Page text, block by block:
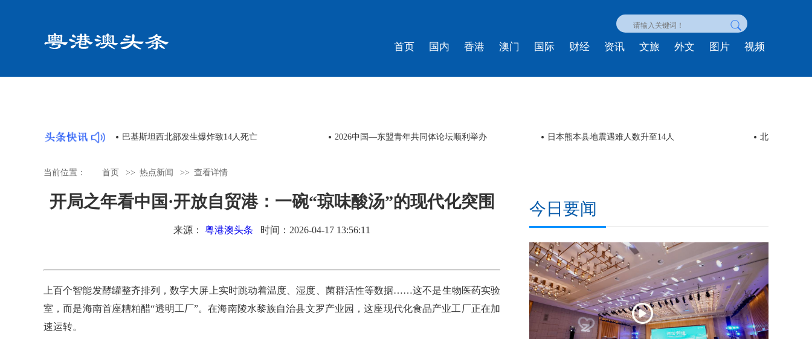
首页 国内 香港 澳门 国际 财经 资讯 文旅 外文 图片 视频
论坛顺利举办 日本熊本县地震遇难人数升至14人 北京东西城联合发布“中轴线上”焕新绽彩行动计划 委内瑞拉强震遇难人数上升至5546人 联合国人权
当前位置： 首页 >> 热点新闻 >> 查看详情
开局之年看中国·开放自贸港：一碗“琼味酸汤”的现代化突围
来源： 粤港澳头条 时间：2026-04-17 13:56:11
​上百个智能发酵罐整齐排列，数字大屏上实时跳动着温度、湿度、菌群活性等数据……这不是生物医药实验
室，而是海南首座糟粕醋“透明工厂”。在海南陵水黎族自治县文罗产业园，这座现代化食品产业工厂正在加
速运转。
今日要闻